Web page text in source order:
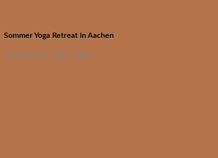
Sommer Yoga Retreat in Aachen
Created by Karoline Dauwe